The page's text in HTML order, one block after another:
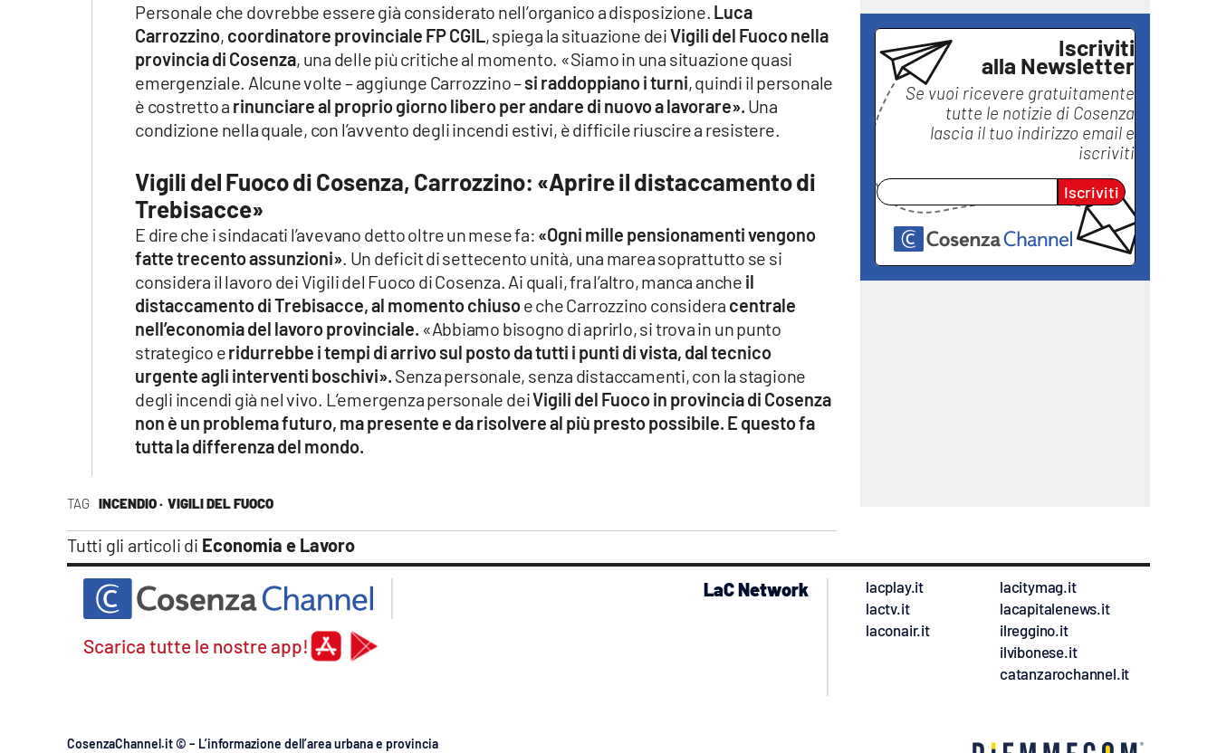
TAG INCENDIO · VIGILI DEL FUOCO
Tutti gli articoli di Economia e Lavoro
Personale che dovrebbe essere già considerato nell’organico a disposizione. Luca
Carrozzino, coordinatore provinciale FP CGIL, spiega la situazione deiVigili del Fuoco nella
provincia di Cosenza, una delle più critiche al momento. «Siamo in una situazione quasi
emergenziale. Alcune volte – aggiunge Carrozzino –si raddoppiano i turni, quindi il personale
è costretto a rinunciare al proprio giorno libero per andare di nuovo a lavorare». Una
condizione nella quale, con l’avvento degli incendi estivi, è difficile riuscire a resistere.
Vigili del Fuoco di Cosenza, Carrozzino: «Aprire il distaccamento di
Trebisacce»
E dire che i sindacati l’avevano detto oltre un mese fa: «Ogni mille pensionamenti vengono
fatte trecento assunzioni». Un deficit di settecento unità, una marea soprattutto se si
considera il lavoro dei Vigili del Fuoco di Cosenza. Ai quali, fra l’altro, manca anche il
distaccamento di Trebisacce, al momento chiusoe che Carrozzino considera centrale
nell’economia del lavoro provinciale. «Abbiamo bisogno di aprirlo, si trova in un punto
strategico eridurrebbe i tempi di arrivo sul posto da tutti i punti di vista, dal tecnico
urgente agli interventi boschivi». Senza personale, senza distaccamenti, con la stagione
degli incendi già nel vivo. L’emergenza personale deiVigili del Fuoco in provincia di Cosenza
non è un problema futuro, ma presente e da risolvere al più presto possibile. E questo fa
tutta la differenza del mondo.
Iscriviti
alla Newsletter
Se vuoi ricevere gratuitamente
tutte le notizie di Cosenza
lascia il tuo indirizzo email e
iscriviti
Iscriviti
Scarica tutte le nostre app!
LaC Network
lacplay.it
lactv.it
laconair.it
lacitymag.it
lacapitalenews.it
ilreggino.it
ilvibonese.it
catanzarochannel.it
CosenzaChannel.it © – L’informazione dell’area urbana e provincia